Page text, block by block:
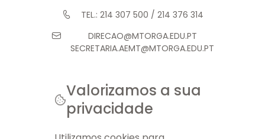
TEL.: 214 307 500 / 214 376 314
DIRECAO@MTORGA.EDU.PT
SECRETARIA.AEMT@MTORGA.EDU.PT
© 2026 AEMT. TODOS OS DIREITOS RESERVADOS.
FICHA TÉCNICA
Valorizamos a sua
privacidade